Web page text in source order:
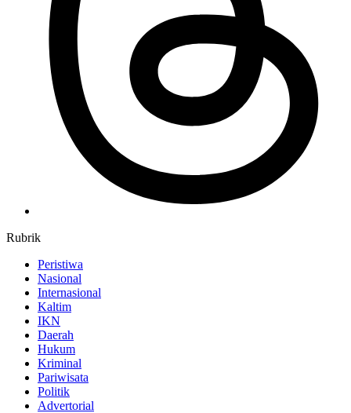
Rubrik
Peristiwa
Nasional
Internasional
Kaltim
IKN
Daerah
Hukum
Kriminal
Pariwisata
Politik
Advertorial